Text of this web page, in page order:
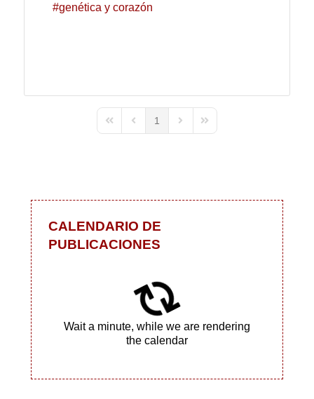
genética y corazón
First PagePrevious Page
1
Next PageLast Page
CALENDARIO DE
PUBLICACIONES
Wait a minute, while we are rendering
the calendar